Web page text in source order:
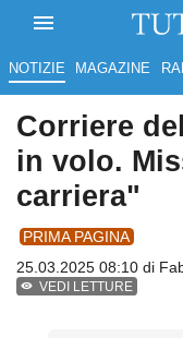
NOTIZIE MAGAZINE
Corriere
in volo.
carriera"
PRIMA PAGINA
25.03.2025 08:10 di
VEDI LETTURE